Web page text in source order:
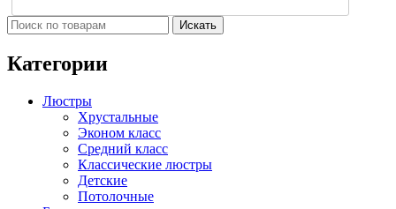
Искать
Категории
Люстры
Хрустальные
Эконом класс
Средний класс
Классические люстры
Детские
Потолочные